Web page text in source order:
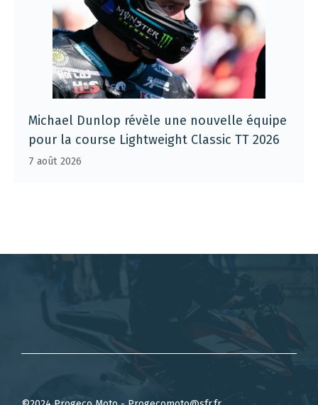
Michael Dunlop révèle une nouvelle équipe
pour la course Lightweight Classic TT 2026
7 août 2026